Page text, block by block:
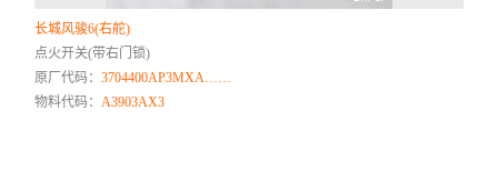
长城风骏6(右舵)
点火开关(带右门锁)
原厂代码：3704400AP3MXA……
物料代码：A3903AX3